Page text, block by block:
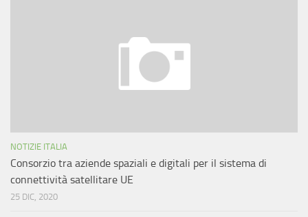
NOTIZIE ITALIA
Consorzio tra aziende spaziali e digitali per il sistema di
connettività satellitare UE
25 DIC, 2020